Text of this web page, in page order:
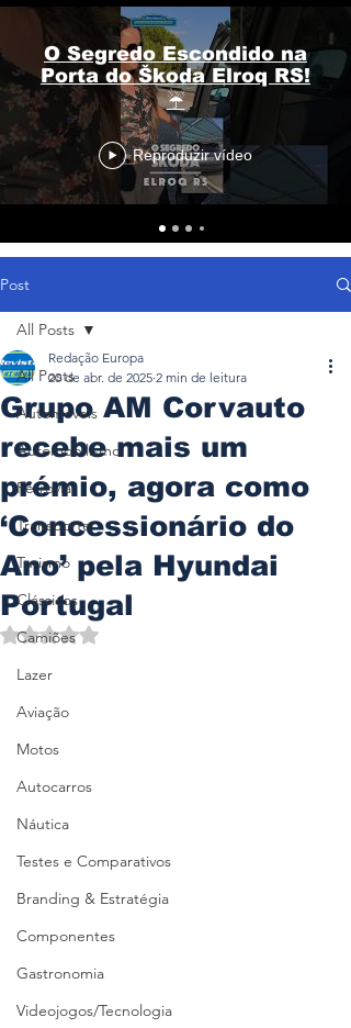
O Segredo Escondido na
Porta do Škoda Elroq RS!
☔
Reproduzir vídeo
Post
All Posts
Automóveis
Automobilismo
Ferrovia
Transporte
Turismo
Clássicos
Camiões
Lazer
Aviação
Motos
Autocarros
Náutica
Testes e Comparativos
Branding & Estratégia
Componentes
Gastronomia
Videojogos/Tecnologia
All Posts
Grupo AM Corvauto
recebe mais um
prémio, agora como
‘Concessionário do
Ano’ pela Hyundai
Portugal
Redação Europa
20 de abr. de 2025 2 min de leitura
Avaliado com NaN de 5 estrelas.